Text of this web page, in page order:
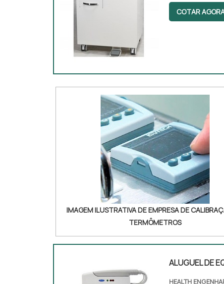
por
assertividade
COTAR
IMAGEM ILUSTRATIVA DE EMPRESA DE
TERMÔMETROS
ALUGUEL DE
HEALTH